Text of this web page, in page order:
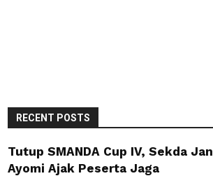
RECENT POSTS
Tutup SMANDA Cup IV, Sekda Jan
Ayomi Ajak Peserta Jaga